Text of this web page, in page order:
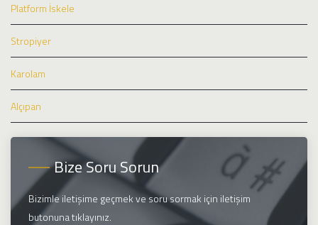
Platform İskele
Stropiyer
Karolam
Alçıpan
Bize Soru Sorun
Bizimle iletişime geçmek ve soru sormak için iletişim
butonuna tıklayınız.